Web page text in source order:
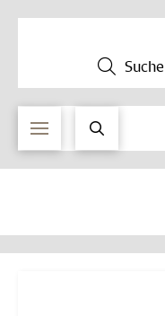
Suche